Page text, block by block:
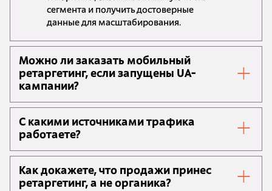
сегмента и получить достоверные
данные для масштабирования.
Можно ли заказать мобильный
ретаргетинг, если запущены UA-
кампании?
С какими источниками трафика
работаете?
Как докажете, что продажи принес
ретаргетинг, а не органика?